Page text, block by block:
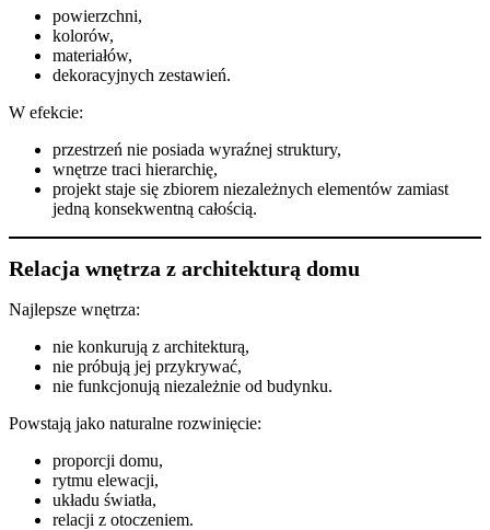
powierzchni,
kolorów,
materiałów,
dekoracyjnych zestawień.
W efekcie:
przestrzeń nie posiada wyraźnej struktury,
wnętrze traci hierarchię,
projekt staje się zbiorem niezależnych elementów zamiast
jedną konsekwentną całością.
Relacja wnętrza z architekturą domu
Najlepsze wnętrza:
nie konkurują z architekturą,
nie próbują jej przykrywać,
nie funkcjonują niezależnie od budynku.
Powstają jako naturalne rozwinięcie:
proporcji domu,
rytmu elewacji,
układu światła,
relacji z otoczeniem.